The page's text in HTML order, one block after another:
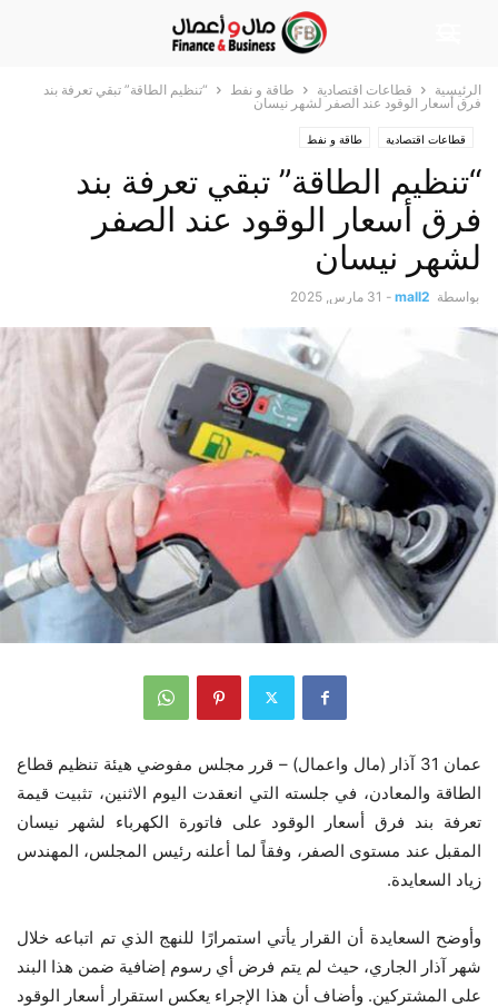
الرئيسية قطاعات اقتصادية طاقة و نفط
“تنظيم الطاقة” تبقي تعرفة بند
فرق أسعار الوقود عند الصفر لشهر نيسان
قطاعات اقتصادية طاقة و نفط
“تنظيم الطاقة” تبقي تعرفة بند
فرق أسعار الوقود عند الصفر
لشهر نيسان
بواسطة mall2
- 31 مارس, 2025
عمان 31 آذار (مال واعمال) – قرر مجلس مفوضي هيئة تنظيم قطاع
الطاقة والمعادن، في جلسته التي انعقدت اليوم الاثنين، تثبيت قيمة
تعرفة بند فرق أسعار الوقود على فاتورة الكهرباء لشهر نيسان
المقبل عند مستوى الصفر، وفقاً لما أعلنه رئيس المجلس، المهندس
زياد السعايدة.
وأوضح السعايدة أن القرار يأتي استمرارًا للنهج الذي تم اتباعه خلال
شهر آذار الجاري، حيث لم يتم فرض أي رسوم إضافية ضمن هذا البند
على المشتركين. وأضاف أن هذا الإجراء يعكس استقرار أسعار الوقود